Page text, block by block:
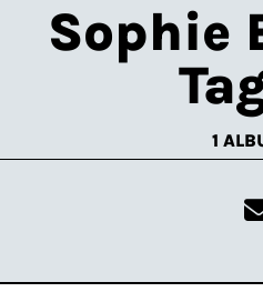
Sophie
1